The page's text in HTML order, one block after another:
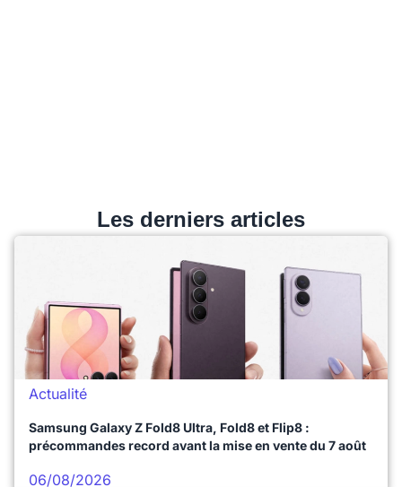
Les derniers articles
Actualité
Samsung Galaxy Z Fold8 Ultra, Fold8 et Flip8 :
précommandes record avant la mise en vente du 7 août
06/08/2026